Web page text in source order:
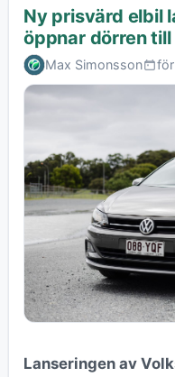
Ny prisvärd elbil
öppnar dörren
Max Simonsson
Lanseringen av